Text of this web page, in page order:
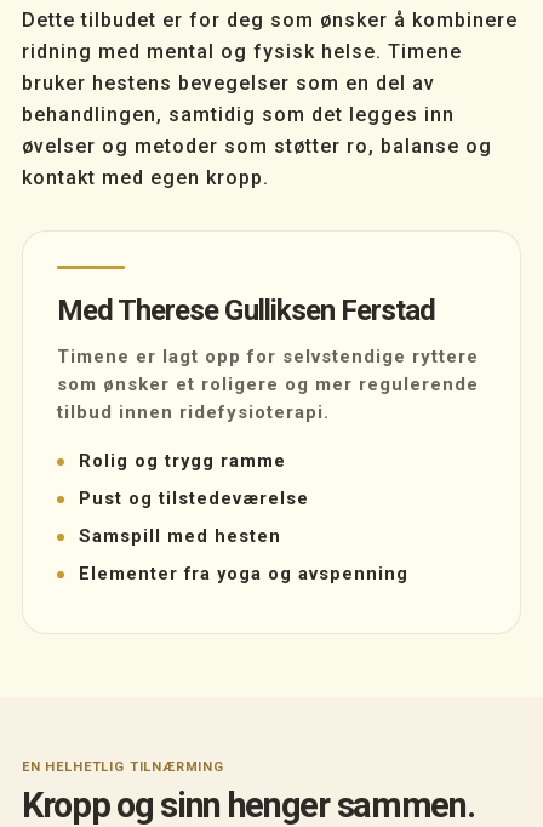
Dette tilbudet er for deg som ønsker å kombinere
ridning med mental og fysisk helse. Timene
bruker hestens bevegelser som en del av
behandlingen, samtidig som det legges inn
øvelser og metoder som støtter ro, balanse og
kontakt med egen kropp.
Med Therese Gulliksen Ferstad
Timene er lagt opp for selvstendige ryttere
som ønsker et roligere og mer regulerende
tilbud innen ridefysioterapi.
Rolig og trygg ramme
Pust og tilstedeværelse
Samspill med hesten
Elementer fra yoga og avspenning
EN HELHETLIG TILNÆRMING
Kropp og sinn henger sammen.